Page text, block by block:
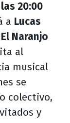
20:00
a Lucas
El Naranjo
al
musical
se
colectivo,
y